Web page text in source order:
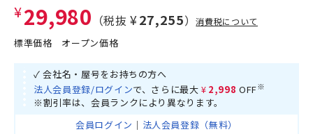
¥29,980 （税抜 ¥27,255）消費税について
標準価格 オープン価格
✓ 会社名・屋号をお持ちの方へ
法人会員登録/ログインで、さらに最大 ¥2,998 OFF※
※割引率は、会員ランクにより異なります。
会員ログイン ｜ 法人会員登録（無料）